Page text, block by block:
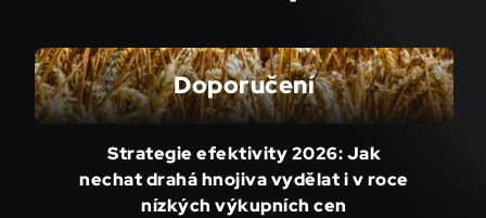
Doporučení
Strategie efektivity 2026: Jak
nechat drahá hnojiva vydělat i v roce
nízkých výkupních cen